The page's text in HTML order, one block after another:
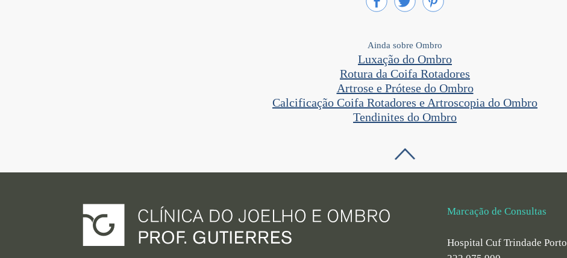
Ainda sobre Ombro
Luxação do Ombro
Rotura da Coifa Rotadores
Artrose e Prótese do Ombro
Calcificação Coifa Rotadores e Artroscopia do Ombro
Tendinites do Ombro
Marcação de Consultas
Hospital Cuf Trindade Porto